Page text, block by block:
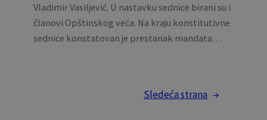
Vladimir Vasiljević. U nastavku sednice birani su i
članovi Opštinskog veća. Na kraju konstitutivne
sednice konstatovan je prestanak mandata…
Sledeća strana →